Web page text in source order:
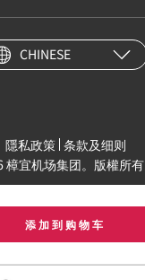
添加到购物车
CHINESE
隱私政策 条款及细则
樟宜机场集团。版權所有